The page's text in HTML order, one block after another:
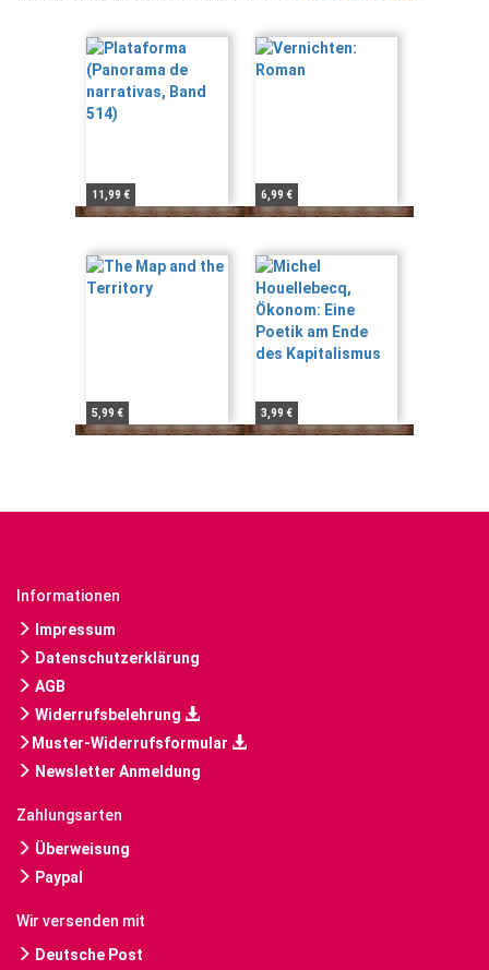
11,99 € 6,99 €
5,99 € 3,99 €
Informationen
Impressum
Datenschutzerklärung
AGB
Widerrufsbelehrung
Muster-Widerrufsformular
Newsletter Anmeldung
Zahlungsarten
Überweisung
Paypal
Wir versenden mit
Deutsche Post